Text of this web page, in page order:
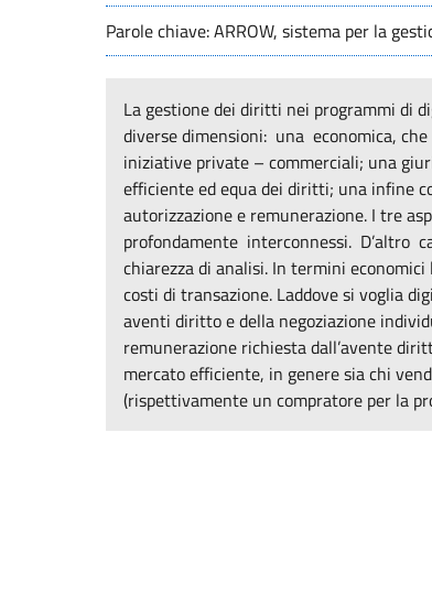
Parole chiave: ARROW, sistema per la
La gestione dei diritti nei programmi di
diverse dimensioni: una economica,
iniziative private – commerciali; una
efficiente ed equa dei diritti; una infine
autorizzazione e remunerazione. I tre
profondamente interconnessi. D’altro
chiarezza di analisi. In termini
costi di transazione. Laddove si voglia
aventi diritto e della negoziazione
remunerazione richiesta dall’avente
mercato efficiente, in genere sia chi
(rispettivamente un compratore per la